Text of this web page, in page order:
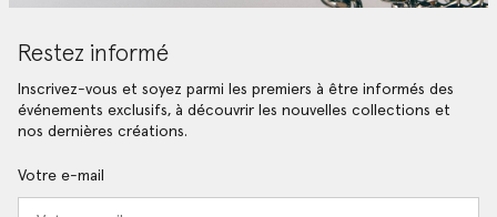
Restez informé
Inscrivez-vous et soyez parmi les premiers à être informés des
événements exclusifs, à découvrir les nouvelles collections et
nos dernières créations.
Votre e-mail